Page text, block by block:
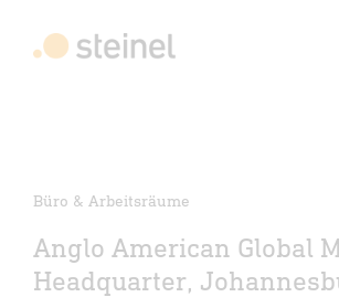
Büro & Arbeitsräume
Anglo American Global
Headquarter,